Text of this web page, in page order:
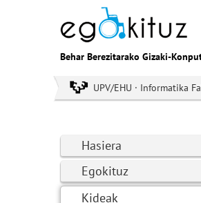
Behar Berezitarako Gizaki-
UPV/EHU · Informatika
Hasiera
Egokituz
Kideak